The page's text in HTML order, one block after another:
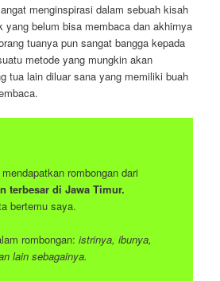
menginspirasi dalam sebuah kisah
yang belum bisa membaca dan akhirnya
tuanya pun sangat bangga kepada
metode yang mungkin akan
tua lain diluar sana yang memiliki buah
rombongan dari
terbesar di Jawa Timur.
bertemu saya.
rombongan: istrinya, ibunya,
lain sebagainya.